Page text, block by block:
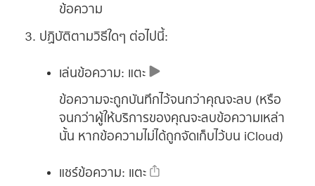
ข้อความ
ปฏิบัติตามวิธีใดๆ ต่อไปนี้:
เล่นข้อความ: แตะ
ข้อความจะถูกบันทึกไว้จนกว่าคุณจะลบ (หรือ
จนกว่าผู้ให้บริการของคุณจะลบข้อความเหล่า
นั้น หากข้อความไม่ได้ถูกจัดเก็บไว้บน iCloud)
แชร์ข้อความ: แตะ